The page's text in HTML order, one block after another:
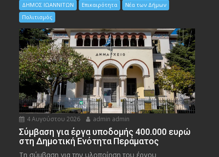
ΔΗΜΟΣ ΙΩΑΝΝΙΤΩΝ Επικαιρότητα
Νέα των Δήμων
Πολιτισμός
4 Αυγούστου 2026 admin admin
Σύμβαση για έργα υποδομής 400.000 ευρώ
στη Δημοτική Ενότητα Περάματος
Τη σύμβαση για την υλοποίηση του έργου